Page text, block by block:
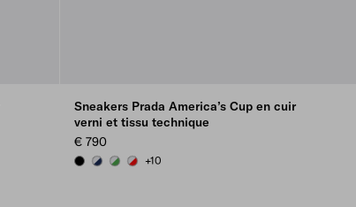
Sneakers Prada America’s Cup en cuir
verni et tissu technique
€ 790
BLACKROYAL BLUE/SILVER
GREEN / SILVER
RED/SILVER
+10